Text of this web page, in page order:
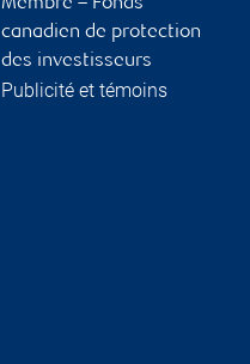
Membre – Fonds
canadien de protection
des investisseurs
Publicité et témoins